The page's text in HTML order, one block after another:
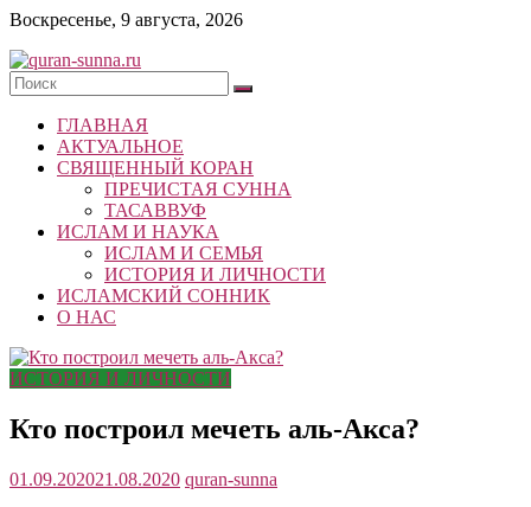
Skip
content
Воскресенье, 9 августа, 2026
quran-
sunna.ru
«Центр
исследований
Республики
Татарстан
ГЛАВНАЯ
АКТУАЛЬНОЕ
СВЯЩЕННЫЙ КОРАН
ПРЕЧИСТАЯ СУННА
ТАСАВВУФ
ИСЛАМ И НАУКА
ИСЛАМ И СЕМЬЯ
ИСТОРИЯ И ЛИЧНОСТИ
ИСЛАМСКИЙ СОННИК
О НАС
ИСТОРИЯ И ЛИЧНОСТИ
Кто построил мечеть аль-Акса?
01.09.202021.08.2020 quran-sunna